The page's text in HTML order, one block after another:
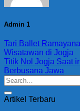
Admin 1
Tari Ballet
Wisatawan di Jogja
Titik Nol Jogja Saat
Berbusana Jawa
Artikel Terbaru